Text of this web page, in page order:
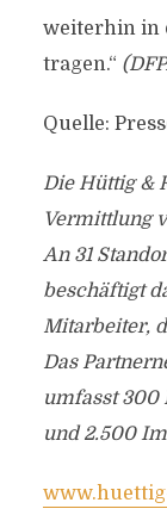
weiterhin in
tragen.“
Quelle:
Die Hüttig &
Vermittlung
An 31
beschäftigt
Mitarbeiter,
Das
umfasst 300
und 2.500